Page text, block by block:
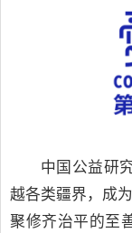
中国公益研
越各类疆界，成
聚修齐治平的至